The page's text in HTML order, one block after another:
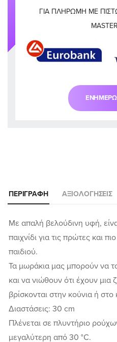
ΓΙΑ ΠΛΗΡΩΜΉ ΜΕ
ΠΕΡΙΓΡΑΦΉ ΑΞΙΟΛΟΓΉΣΕΙΣ
Με απαλή βελούδινη υφή,
παιχνίδι για τις πρώτες και
παιδιού.
Τα μωράκια μας μπορούν να
και να νιώθουν ότι έχουν
βρίσκονται στην κούνια ή στο
Διαστάσεις: 30 cm
Πλένεται σε πλυντήριο
μεγαλύτερη από 30 °C.